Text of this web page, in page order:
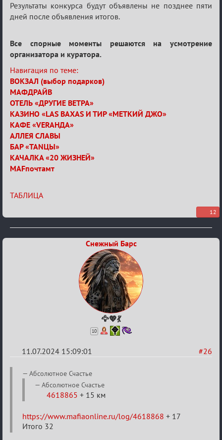
Результаты конкурса будут объявлены не позднее пяти
дней после объявления итогов.
Все спорные моменты решаются на усмотрение
организатора и куратора.
Навигация по теме:
ВОКЗАЛ (выбор подарков)
МАФДРАЙВ
ОТЕЛЬ «ДРУГИЕ ВЕТРА»
КАЗИНО «LAS BAXAS И ТИР «МЕТКИЙ ДЖО»
КАФЕ «VERAНДА»
АЛЛЕЯ СЛАВЫ
БАР «TANЦЫ»
КАЧАЛКА «20 ЖИЗНЕЙ»
MAFпочтамт
ТАБЛИЦА
12
Снежный Барс
🦅💖💃
10
#26
11.07.2024 15:09:01
Re:
тысяч
градусов
Aбсолютное Счастье
Aбсолютное Счастье
4618865 + 15 км
https://www.mafiaonline.ru/log/4618868 + 17
Итого 32